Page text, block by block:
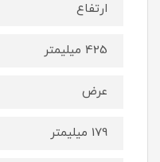
ارتفاع
425 میلیمتر
عرض
179 میلیمتر